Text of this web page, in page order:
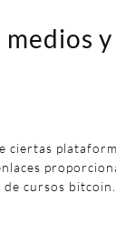
ciertas
cursos bitcoin.